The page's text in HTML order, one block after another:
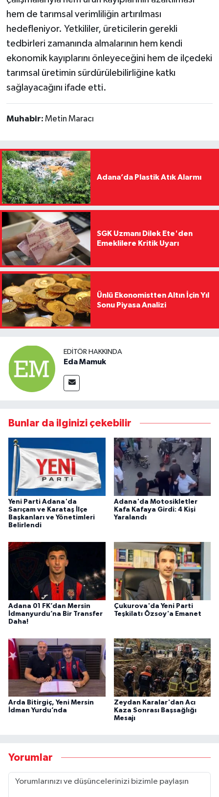
hem de tarımsal verimliliğin artırılması
hedefleniyor. Yetkililer, üreticilerin gerekli
tedbirleri zamanında almalarının hem kendi
ekonomik kayıplarını önleyeceğini hem de ilçedeki
tarımsal üretimin sürdürülebilirliğine katkı
sağlayacağını ifade etti.
Muhabir: Metin Maracı
Adana’da Plastik Atık Alarmı
SGK Uzmanı Dilek Ete'den
Emeklilere Kritik Uyarı
Ünlü Ekonomistten Altın İçin Yıl
Sonu Piyasa Analizi
EDITÖR HAKKINDA
Eda Mamuk
Bunlar da ilginizi çekebilir
Yeni Parti Adana'da
Sarıçam ve Karataş İlçe
Başkanları ve Yönetimleri
Belirlendi
Adana'da Motosikletler
Kafa Kafaya Girdi: 4 Kişi
Yaralandı
Adana 01 FK’dan Mersin
İdmanyurdu’na Bir Transfer
Daha!
Çukurova'da Yeni Parti
Teşkilatı Özsoy'a Emanet
Arda Bitirgiç, Yeni Mersin
İdman Yurdu’nda
Zeydan Karalar'dan Acı
Kaza Sonrası Başsağlığı
Mesajı
Yorumlar